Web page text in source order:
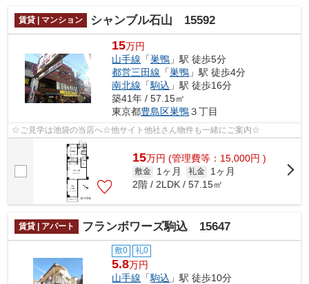
賃貸 | マンション シャンブル石山 15592
15万円
山手線 「巣鴨 」駅 徒歩5分
都営三田線 「巣鴨 」駅 徒歩4分
南北線 「駒込 」駅 徒歩16分
築41年 / 57.15㎡
東京都豊島区巣鴨３丁目
☆ご見学は池袋の当店へ☆他サイト他社さん物件も一緒にご案内☆
15万円 (管理費等：15,000円 )
敷金 1ヶ月 礼金
1ヶ月
2階 / 2LDK / 57.15㎡
賃貸 | アパート フランボワーズ駒込 15647
敷0 礼0
5.8万円
山手線 「駒込 」駅 徒歩10分